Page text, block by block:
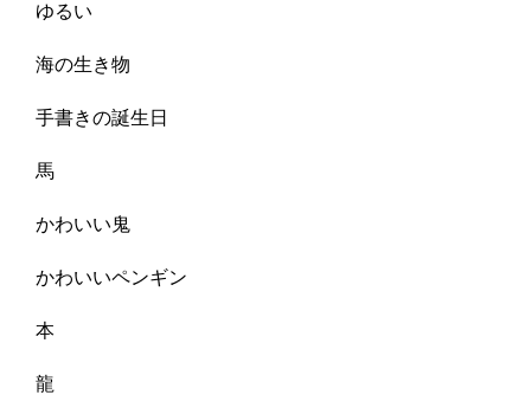
ゆるい
海の生き物
手書きの誕生日
馬
かわいい鬼
かわいいペンギン
本
龍